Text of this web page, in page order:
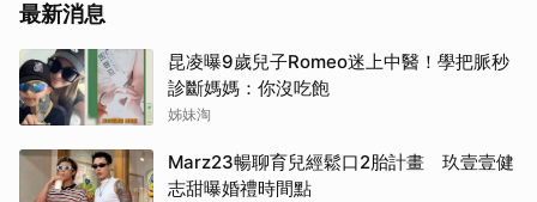
最新消息
昆凌曝9歲兒子Romeo迷上中醫！學把脈秒
診斷媽媽：你沒吃飽
姊妹淘
Marz23暢聊育兒經鬆口2胎計畫 玖壹壹健
志甜曝婚禮時間點